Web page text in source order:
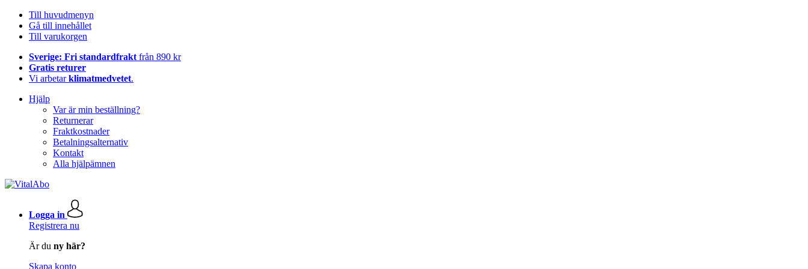
Till huvudmenyn
Gå till innehållet
Till varukorgen
Sverige: Fri standardfrakt från 890 kr
Gratis returer
Vi arbetarklimatmedvetet.
Hjälp
Var är min beställning?
Returnerar
Fraktkostnader
Betalningsalternativ
Kontakt
Alla hjälpämnen
Logga in
Registrera nu
Är du ny här?
Skapa konto